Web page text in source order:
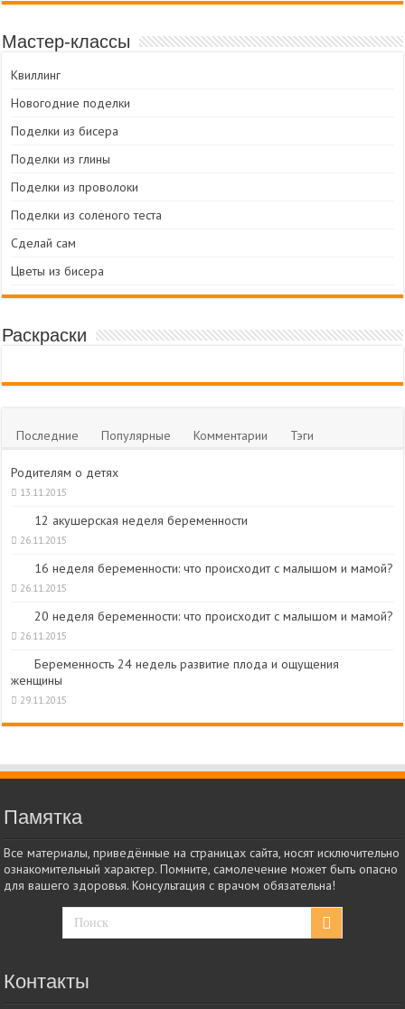
Мастер-классы
Квиллинг
Новогодние поделки
Поделки из бисера
Поделки из глины
Поделки из проволоки
Поделки из соленого теста
Сделай сам
Цветы из бисера
Раскраски
Последние Популярные Комментарии Тэги
Родителям о детях
13.11.2015
12 акушерская неделя беременности
26.11.2015
16 неделя беременности: что происходит с малышом и мамой?
26.11.2015
20 неделя беременности: что происходит с малышом и мамой?
26.11.2015
Беременность 24 недель развитие плода и ощущения
женщины
29.11.2015
Памятка
Все материалы, приведённые на страницах сайта, носят исключительно
ознакомительный характер. Помните, самолечение может быть опасно
для вашего здоровья. Консультация с врачом обязательна!
Контакты